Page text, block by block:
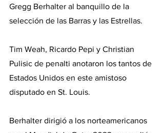
Gregg Berhalter al banquillo de la
selección de las Barras y las Estrellas.
Tim Weah, Ricardo Pepi y Christian
Pulisic de penalti anotaron los tantos de
Estados Unidos en este amistoso
disputado en St. Louis.
Berhalter dirigió a los norteamericanos